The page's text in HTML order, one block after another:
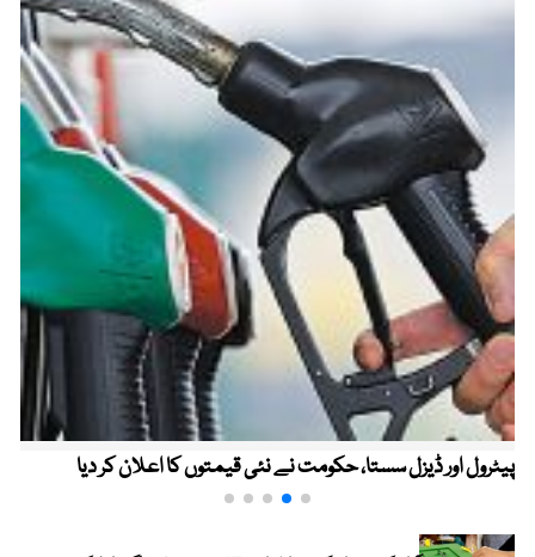
پیٹرول اور ڈیزل سستا، حکومت نے نئی قیمتوں کا اعلان کر دیا